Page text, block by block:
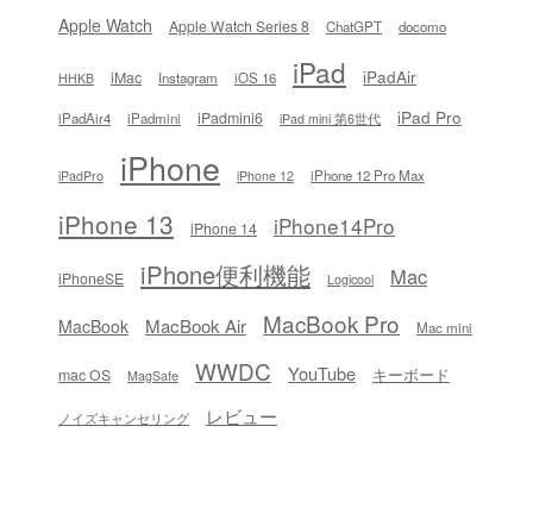
Apple Watch Apple Watch Series 8 ChatGPT docomo
HHKB iMac Instagram iOS 16 iPad iPadAir
iPadAir4 iPadmini iPadmini6 iPad mini 第6世代 iPad Pro
iPadPro iPhone iPhone 12 iPhone 12 Pro Max
iPhone 13 iPhone 14 iPhone14Pro
iPhoneSE iPhone便利機能 Logicool Mac
MacBook MacBook Air MacBook Pro Mac mini
mac OS MagSafe WWDC YouTube キーボード
ノイズキャンセリング レビュー